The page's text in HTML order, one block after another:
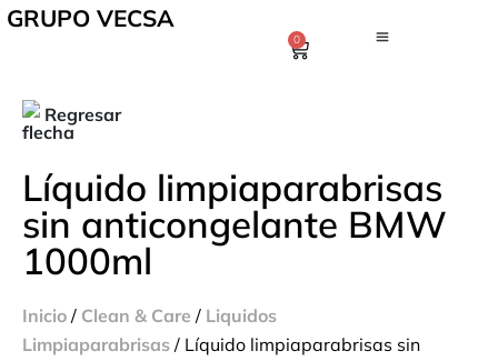
GRUPO VECSA
0
Regresar
Líquido limpiaparabrisas
sin anticongelante BMW
1000ml
Inicio / Clean & Care / Liquidos
Limpiaparabrisas / Líquido limpiaparabrisas sin